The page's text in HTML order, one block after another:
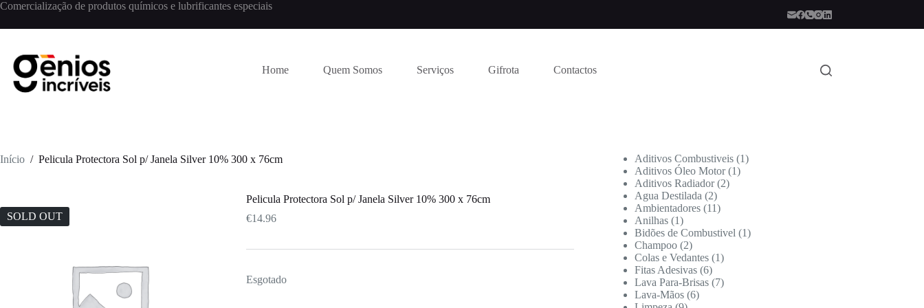
Comercialização de produtos químicos e lubrificantes especiais
Home Quem Somos Serviços Gifrota Contactos
Início / Pelicula Protectora Sol p/ Janela Silver 10% 300 x 76cm
SOLD OUT
Pelicula Protectora Sol p/ Janela Silver 10% 300 x 76cm
€14.96
Esgotado
Aditivos Combustiveis 1
Aditivos Óleo Motor 1
Aditivos Radiador 2
Agua Destilada
2
Ambientadores 11
Anilhas 1
Bidões de Combustivel
1
Champoo 2
Colas e Vedantes 1
Fitas Adesivas 6
Lava Para-Brisas 7
Lava-Mãos 6